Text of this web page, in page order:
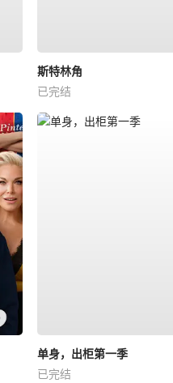
斯特林角
已完结
单身，出柜第一季
已完结